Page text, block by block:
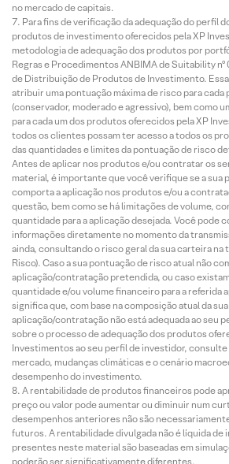
no mercado de capitais.
Para fins de verificação da adequação do perfil
produtos de investimento oferecidos pela XP
metodologia de adequação dos produtos por
Regras e Procedimentos ANBIMA de Suitability nº
de Distribuição de Produtos de Investimento.
atribuir uma pontuação máxima de risco para
(conservador, moderado e agressivo), bem como
para cada um dos produtos oferecidos pela XP
todos os clientes possam ter acesso a todos os
das quantidades e limites da pontuação de risco
Antes de aplicar nos produtos e/ou contratar os
material, é importante que você verifique se a sua
comporta a aplicação nos produtos e/ou a
questão, bem como se há limitações de volume,
quantidade para a aplicação desejada. Você pode
informações diretamente no momento da
ainda, consultando o risco geral da sua carteira na
Risco). Caso a sua pontuação de risco atual não
aplicação/contratação pretendida, ou caso
quantidade e/ou volume financeiro para a referida
significa que, com base na composição atual da
aplicação/contratação não está adequada ao seu
sobre o processo de adequação dos produtos
Investimentos ao seu perfil de investidor, consulte
mercado, mudanças climáticas e o cenário
desempenho do investimento.
A rentabilidade de produtos financeiros pode
preço ou valor pode aumentar ou diminuir num
desempenhos anteriores não são
futuros. A rentabilidade divulgada não é líquida de
presentes neste material são baseadas em
poderão ser significativamente diferentes.